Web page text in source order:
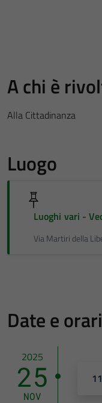
A chi è
Alla Cittadinanza
Luogo
Luoghi vari -
Via Martiri della
Date e orari
2025
25
NOV